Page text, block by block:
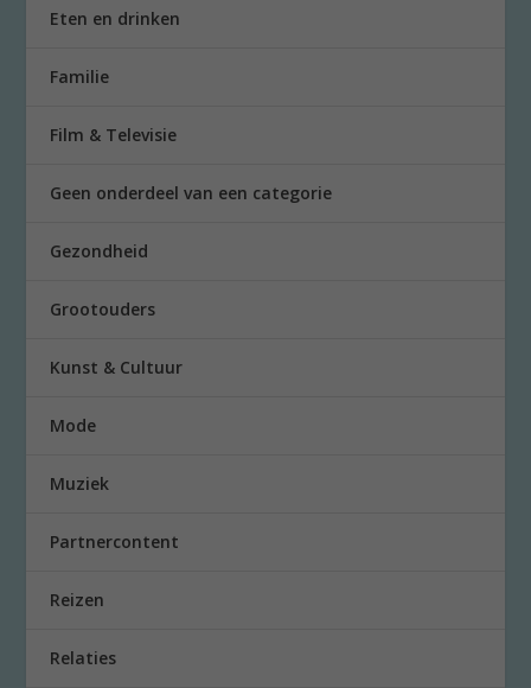
Eten en drinken
Familie
Film & Televisie
Geen onderdeel van een categorie
Gezondheid
Grootouders
Kunst & Cultuur
Mode
Muziek
Partnercontent
Reizen
Relaties